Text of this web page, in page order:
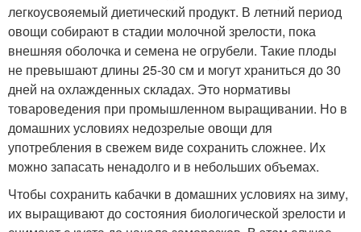
легкоусвояемый диетический продукт. В летний период
овощи собирают в стадии молочной зрелости, пока
внешняя оболочка и семена не огрубели. Такие плоды
не превышают длины 25-30 см и могут храниться до 30
дней на охлажденных складах. Это нормативы
товароведения при промышленном выращивании. Но в
домашних условиях недозрелые овощи для
употребления в свежем виде сохранить сложнее. Их
можно запасать ненадолго и в небольших объемах.
Чтобы сохранить кабачки в домашних условиях на зиму,
их выращивают до состояния биологической зрелости и